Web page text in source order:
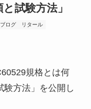
試験方法」
ブログ リタール
規格とは何
験方法」を公開し